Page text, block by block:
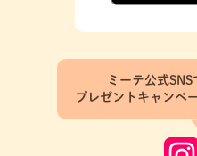
ミーテ公式SNS
プレゼントキャンペ